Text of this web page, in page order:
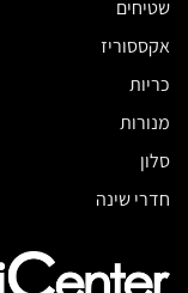
שטיחים
אקססוריז
כריות
מנורות
סלון
חדרי שינה